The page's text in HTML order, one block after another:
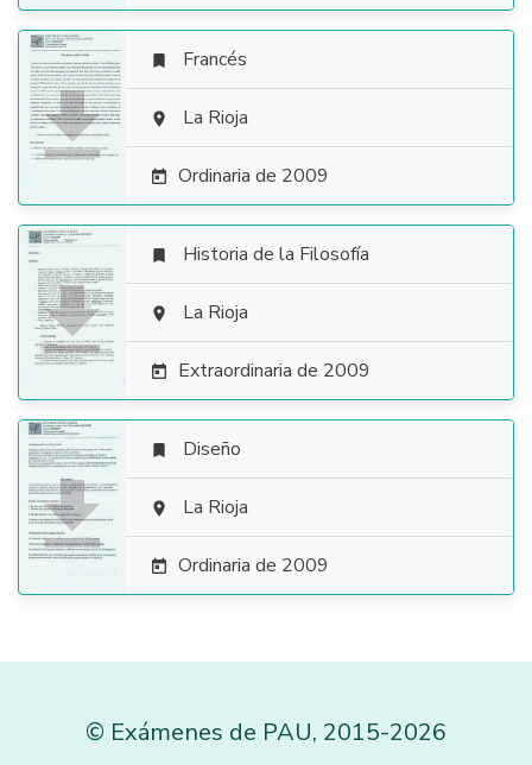

 Francés
 La Rioja
 Ordinaria de 2009

 Historia de la Filosofía
 La Rioja
 Extraordinaria de 2009

 Diseño
 La Rioja
 Ordinaria de 2009
© Exámenes de PAU, 2015-2026